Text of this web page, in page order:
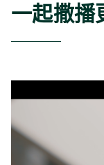
一起撒播